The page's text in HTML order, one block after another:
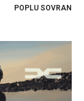
POPLU SOVRAN